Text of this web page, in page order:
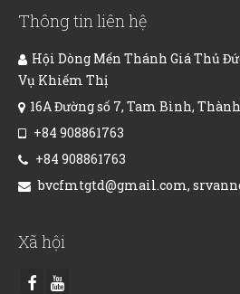
Thông tin liên hệ
Hội Dòng Mến Thánh Giá Thủ
Vụ Khiếm Thị
16A Đường số 7, Tam Bình,
+84 908861763
+84 908861763
bvcfmtgtd@gmail.com,
Xã hội